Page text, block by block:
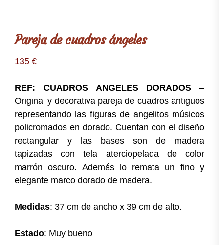
Pareja de cuadros ángeles
135 €
REF: CUADROS ANGELES DORADOS –
Original y decorativa pareja de cuadros antiguos
representando las figuras de angelitos músicos
policromados en dorado. Cuentan con el diseño
rectangular y las bases son de madera
tapizadas con tela aterciopelada de color
marrón oscuro. Además lo remata un fino y
elegante marco dorado de madera.
Medidas: 37 cm de ancho x 39 cm de alto.
Estado: Muy bueno